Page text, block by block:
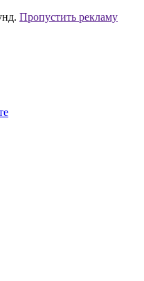
Пропустить рекламу